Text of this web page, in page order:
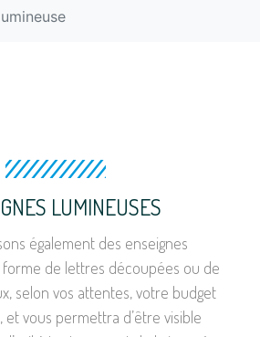
LUMINEUSES
également des enseignes
forme de lettres découpées ou de
selon vos attentes, votre budget
vous permettra d’être visible